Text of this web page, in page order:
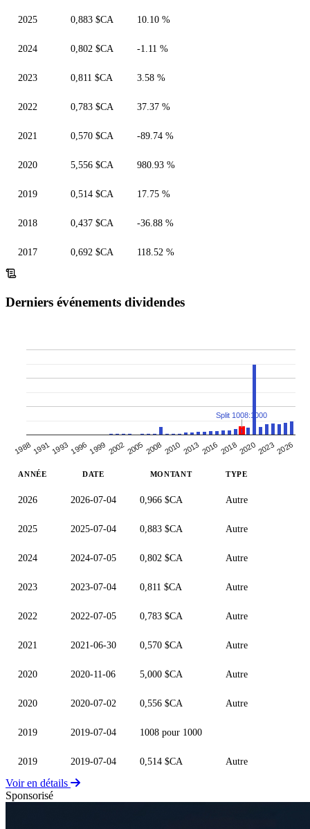
2025 0,883 $CA 10.10 %
2024 0,802 $CA -1.11 %
2023 0,811 $CA 3.58 %
2022 0,783 $CA 37.37 %
2021 0,570 $CA -89.74 %
2020 5,556 $CA 980.93 %
2019 0,514 $CA 17.75 %
2018 0,437 $CA -36.88 %
2017 0,692 $CA 118.52 %
Derniers événements dividendes
1988199119931996 1999 20022005 20082010 20132016 2018202020232026
Split 1008:1000
ANNÉE DATE MONTANT TYPE
2026 2026-07-04 0,966 $CA Autre
2025 2025-07-04 0,883 $CA Autre
2024 2024-07-05 0,802 $CA Autre
2023 2023-07-04 0,811 $CA Autre
2022 2022-07-05 0,783 $CA Autre
2021 2021-06-30 0,570 $CA Autre
2020 2020-11-06 5,000 $CA Autre
2020 2020-07-02 0,556 $CA Autre
2019 2019-07-04 1008 pour 1000
2019 2019-07-04 0,514 $CA Autre
Voir en détails
Sponsorisé